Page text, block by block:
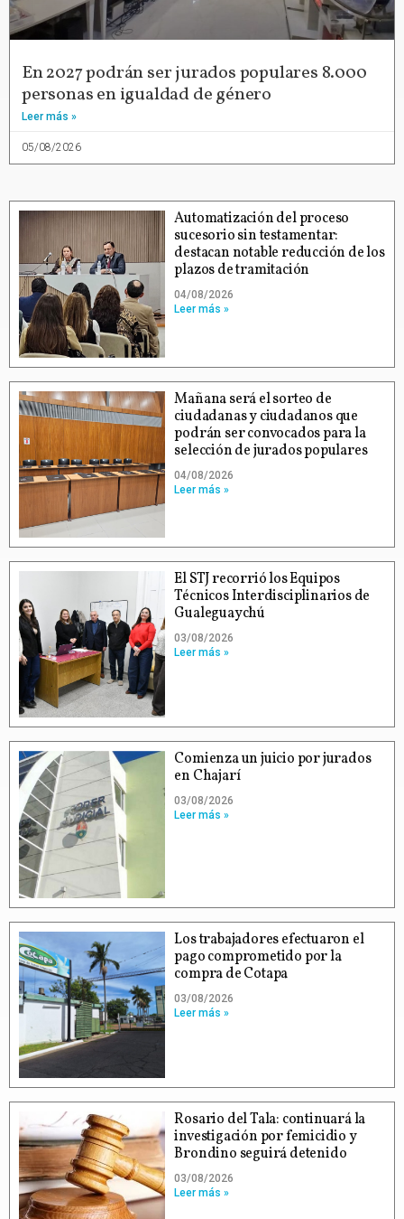
En 2027 podrán ser jurados populares 8.000
personas en igualdad de género
Leer más »
05/08/2026
Automatización del proceso
sucesorio sin testamentar:
destacan notable reducción de los
plazos de tramitación
04/08/2026
Leer más »
Mañana será el sorteo de
ciudadanas y ciudadanos que
podrán ser convocados para la
selección de jurados populares
04/08/2026
Leer más »
El STJ recorrió los Equipos
Técnicos Interdisciplinarios de
Gualeguaychú
03/08/2026
Leer más »
Comienza un juicio por jurados
en Chajarí
03/08/2026
Leer más »
Los trabajadores efectuaron el
pago comprometido por la
compra de Cotapa
03/08/2026
Leer más »
Rosario del Tala: continuará la
investigación por femicidio y
Brondino seguirá detenido
03/08/2026
Leer más »